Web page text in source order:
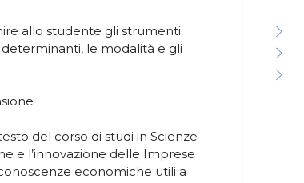
allo studente gli strumenti
le modalità e gli
del corso di studi in Scienze
e l’innovazione delle Imprese
economiche utili a